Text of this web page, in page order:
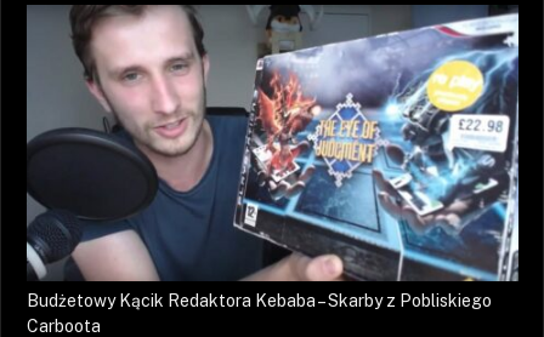
Budżetowy Kącik Redaktora Kebaba – Skarby z Pobliskiego
Carboota